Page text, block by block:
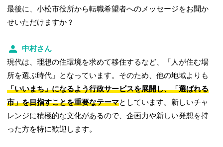
最後に、小松市役所から転職希望者へのメッセージをお聞か
せいただけますか？
中村さん
現代は、理想の住環境を求めて移住するなど、「人が住む場
所を選ぶ時代」となっています。そのため、他の地域よりも
「いいまち」になるよう行政サービスを展開し、「選ばれる
市」を目指すことを重要なテーマとしています。新しいチャ
レンジに積極的な文化があるので、企画力や新しい発想を持
った方を特に歓迎します。